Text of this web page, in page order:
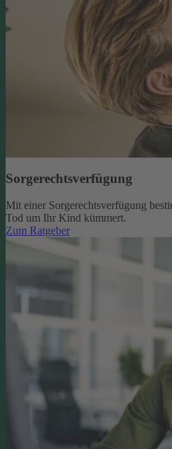
Sorgerechtsverfügung
Mit einer Sorgerechtsverfügung
Tod um Ihr Kind kümmert.
Zum Ratgeber